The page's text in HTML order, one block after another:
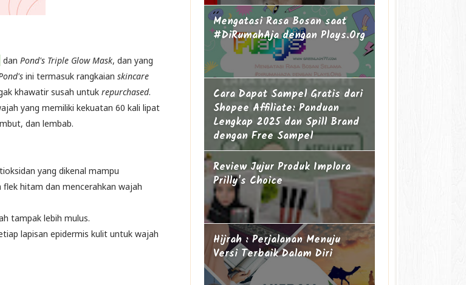
dan Pond's Triple Glow Mask, dan yang
ini termasuk rangkaian skincare
khawatir susah untuk repurchased.
yang memiliki kekuatan 60 kali lipat
dan lembab.
yang dikenal mampu
hitam dan mencerahkan wajah
tampak lebih mulus.
lapisan epidermis kulit untuk wajah
Mengatasi Rasa Bosan saat
#DiRumahAja dengan Plays.Org
Cara Dapat Sampel Gratis dari
Shopee Affiliate: Panduan
Lengkap 2025 dan Spill Brand
dengan Free Sampel
Review Jujur Produk Implora
Prilly's Choice
Hijrah : Perjalanan Menuju
Versi Terbaik Dalam Diri